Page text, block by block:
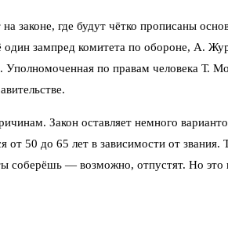
законе, где будут чётко прописаны
зампред комитета по обороне, А.
по правам человека Т.
Закон оставляет немного
50 до 65 лет в зависимости от
соберёшь — возможно, отпустят. Но это